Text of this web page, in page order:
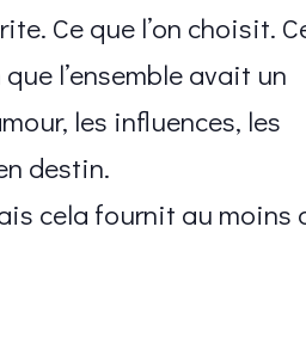
Ce que l’on choisit.
l’ensemble avait un
les influences, les
destin.
cela fournit au moins